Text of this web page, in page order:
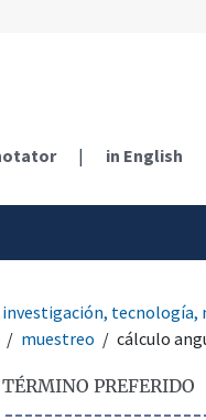
| in English
investigación, tecnología,
muestreo
cálculo
TÉRMINO PREFERIDO